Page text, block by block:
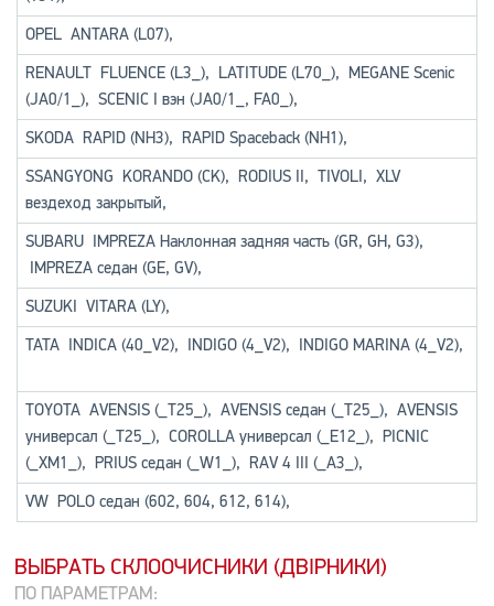
OPEL ANTARA (L07),
RENAULT FLUENCE (L3_), LATITUDE (L70_), MEGANE Scenic
(JA0/1_), SCENIC I вэн (JA0/1_, FA0_),
SKODA RAPID (NH3), RAPID Spaceback (NH1),
SSANGYONG KORANDO (CK), RODIUS II, TIVOLI, XLV
вездеход закрытый,
SUBARU IMPREZA Наклонная задняя часть (GR, GH, G3),
IMPREZA седан (GE, GV),
SUZUKI VITARA (LY),
TATA INDICA (40_V2), INDIGO (4_V2), INDIGO MARINA (4_V2),
TOYOTA AVENSIS (_T25_), AVENSIS седан (_T25_), AVENSIS
универсал (_T25_), COROLLA универсал (_E12_), PICNIC
(_XM1_), PRIUS седан (_W1_), RAV 4 III (_A3_),
VW POLO седан (602, 604, 612, 614),
ВЫБРАТЬ СКЛООЧИСНИКИ (ДВІРНИКИ)
ПО ПАРАМЕТРАМ: